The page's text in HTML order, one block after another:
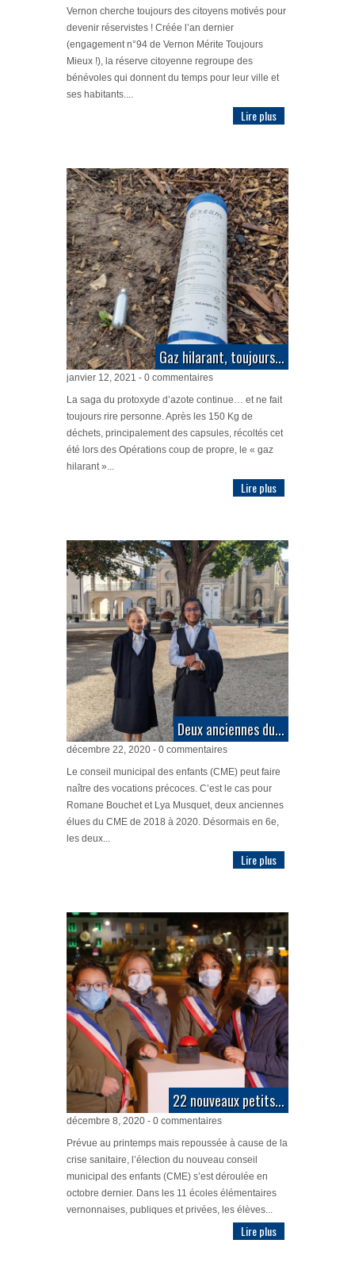
Vernon cherche toujours des citoyens motivés pour
devenir réservistes ! Créée l’an dernier
(engagement n°94 de Vernon Mérite Toujours
Mieux !), la réserve citoyenne regroupe des
bénévoles qui donnent du temps pour leur ville et
ses habitants....
Lire plus
Gaz hilarant, toujours...
janvier 12, 2021 - 0 commentaires
La saga du protoxyde d’azote continue… et ne fait
toujours rire personne. Après les 150 Kg de
déchets, principalement des capsules, récoltés cet
été lors des Opérations coup de propre, le « gaz
hilarant »...
Lire plus
Deux anciennes du...
décembre 22, 2020 - 0 commentaires
Le conseil municipal des enfants (CME) peut faire
naître des vocations précoces. C’est le cas pour
Romane Bouchet et Lya Musquet, deux anciennes
élues du CME de 2018 à 2020. Désormais en 6e,
les deux...
Lire plus
22 nouveaux petits...
décembre 8, 2020 - 0 commentaires
Prévue au printemps mais repoussée à cause de la
crise sanitaire, l’élection du nouveau conseil
municipal des enfants (CME) s’est déroulée en
octobre dernier. Dans les 11 écoles élémentaires
vernonnaises, publiques et privées, les élèves...
Lire plus